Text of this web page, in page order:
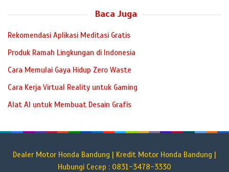
Baca Juga
Rekomendasi Aplikasi Meditasi Gratis
Produk Ramah Lingkungan di Indonesia
Cara Memulai Gaya Hidup Zero Waste
Cara Kerja Virtual Reality untuk Gaming
Alat AI untuk Membuat Desain Grafis
Dealer Motor Honda Bandung | Kredit Motor Honda Bandung |
Hubungi Cecep : 0831-3478-3330